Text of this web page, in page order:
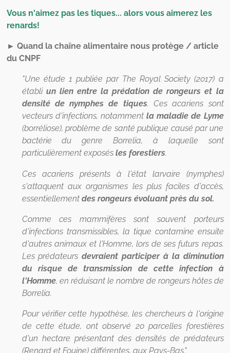
Vous n'aimez pas les tiques... alors vous aimerez les
renards!
► Quand la chaîne alimentaire nous protège / article
du CNPF
"Une étude 1 publiée par The Royal Society (2017) a
établi un lien entre la prédation de rongeurs et la
densité de nymphes de tiques. Ces acariens sont
vecteurs d'infections, notammentla maladie de Lyme
(borréliose), problème de santé publique causé par une
bactérie du genre Borrelia, à laquelle sont
particulièrement exposésles forestiers.
Ces acariens présents à l'état larvaire (nymphes)
s'attaquent aux organismes les plus faciles d'accès,
essentiellementdes rongeurs évoluant près du sol.
Comme ces mammifères sont souvent porteurs
d'infections transmissibles, la tique contamine ensuite
d'autres animaux et l'Homme, lors de ses futurs repas.
Les prédateursdevraient participer à la diminution
du risque de transmission de cette infection à
l'Homme, en réduisant le nombre de rongeurs hôtes de
Borrelia.
Pour vérifier cette hypothèse, les chercheurs à l'origine
de cette étude, ont observé 20 parcelles forestières
d'un hectare présentant des densités de prédateurs
(Renard et Fouine) différentes, aux Pays-Bas."